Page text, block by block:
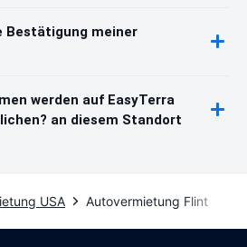
Bestätigung meiner
werden auf EasyTerra
an diesem Standort
USA Autovermietung Flint